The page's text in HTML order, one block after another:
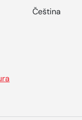
Čeština